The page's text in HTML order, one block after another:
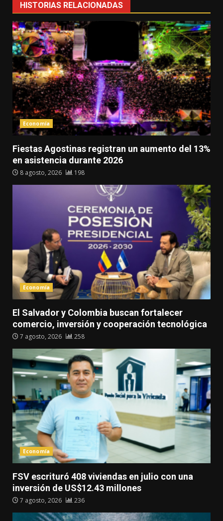
HISTORIAS RELACIONADAS
Economía
Fiestas Agostinas registran un aumento del 13%
en asistencia durante 2026
8 agosto, 2026 198
Economía
El Salvador y Colombia buscan fortalecer
comercio, inversión y cooperación tecnológica
7 agosto, 2026 258
Economía
FSV escrituró 408 viviendas en julio con una
inversión de US$12.43 millones
7 agosto, 2026 236